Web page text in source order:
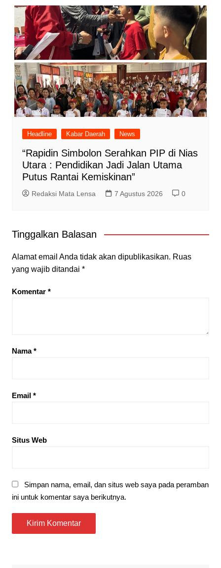
Headline Kabar Daerah News
“Rapidin Simbolon Serahkan PIP di Nias
Utara : Pendidikan Jadi Jalan Utama
Putus Rantai Kemiskinan”
Redaksi Mata Lensa 7 Agustus 2026 0
Tinggalkan Balasan
Alamat email Anda tidak akan dipublikasikan. Ruas
yang wajib ditandai *
Komentar *
Nama*
Email *
Situs Web
Simpan nama, email, dan situs web saya pada peramban
ini untuk komentar saya berikutnya.